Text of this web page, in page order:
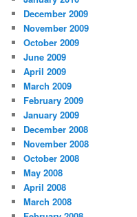
December 2009
November 2009
October 2009
June 2009
April 2009
March 2009
February 2009
January 2009
December 2008
November 2008
October 2008
May 2008
April 2008
March 2008